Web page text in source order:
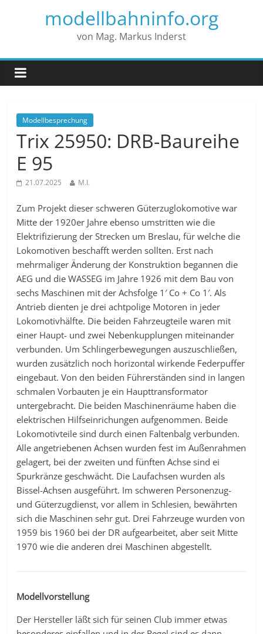
modellbahninfo.org
von Mag. Markus Inderst
Modellbesprechung
Trix 25950: DRB-Baureihe
E 95
21.07.2025 M.I.
Zum Projekt dieser schweren Güterzuglokomotive war
Mitte der 1920er Jahre ebenso umstritten wie die
Elektrifizierung der Strecken um Breslau, für welche die
Lokomotiven beschafft werden sollten. Erst nach
mehrmaliger Änderung der Konstruktion begannen die
AEG und die WASSEG im Jahre 1926 mit dem Bau von
sechs Maschinen mit der Achsfolge 1′ Co + Co 1′. Als
Antrieb dienten je drei achtpolige Motoren in jeder
Lokomotivhälfte. Die beiden Fahrzeugteile waren mit
einer Haupt- und zwei Nebenkupplungen miteinander
verbunden. Um Schlingerbewegungen auszuschließen,
wurden zusätzlich noch horizontal wirkende Federpuffer
eingebaut. Von den beiden Führerständen sind in langen
schmalen Vorbauten je ein Haupttransformator
untergebracht. Die beiden Maschinenräume haben die
elektrischen Hilfseinrichungen aufgenommen. Beide
Lokomotivteile sind durch einen Faltenbalg verbunden.
Alle angetriebenen Achsen wurden fest im Außenrahmen
gelagert, bei der zweiten und fünften Achse sind ei
Spurkränze geschwächt. Die Laufachsen wurden als
Bissel-Achsen ausgeführt. Im schweren Personenzug-
und Güterzugdienst, vor allem in Schlesien, bewährten
sich die Maschinen sehr gut. Drei Fahrzeuge wurden von
1959 bis 1960 bei der DR aufgearbeitet, aber seit Mitte
1970 wie die anderen drei Maschinen abgestellt.
Modellvorstellung
Der Hersteller läßt sich für seinen Club immer etwas